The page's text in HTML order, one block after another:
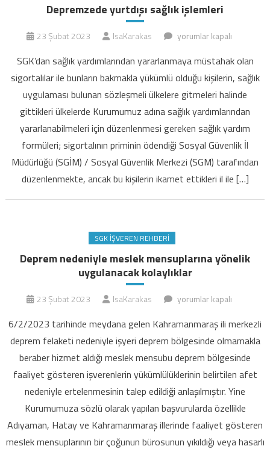
Depremzede yurtdışı sağlık işlemleri
23 Şubat 2023 IsaKarakas
Depremzede
sağlık
işlemleri
için
yorumlar kapalı
SGK’dan sağlık yardımlarından yararlanmaya müstahak olan
sigortalılar ile bunların bakmakla yükümlü olduğu kişilerin, sağlık
uygulaması bulunan sözleşmeli ülkelere gitmeleri halinde
gittikleri ülkelerde Kurumumuz adına sağlık yardımlarından
yararlanabilmeleri için düzenlenmesi gereken sağlık yardım
formüleri; sigortalının priminin ödendiği Sosyal Güvenlik İl
Müdürlüğü (SGİM) / Sosyal Güvenlik Merkezi (SGM) tarafından
düzenlenmekte, ancak bu kişilerin ikamet ettikleri il ile […]
SGK İŞVEREN REHBERI
Deprem nedeniyle meslek mensuplarına yönelik
uygulanacak kolaylıklar
23 Şubat 2023 IsaKarakas
Deprem
meslek
mensuplarına
yönelik
uygulanacak
kolaylıklar
yorumlar kapalı
6/2/2023 tarihinde meydana gelen Kahramanmaraş ili merkezli
deprem felaketi nedeniyle işyeri deprem bölgesinde olmamakla
beraber hizmet aldığı meslek mensubu deprem bölgesinde
faaliyet gösteren işverenlerin yükümlülüklerinin belirtilen afet
nedeniyle ertelenmesinin talep edildiği anlaşılmıştır. Yine
Kurumumuza sözlü olarak yapılan başvurularda özellikle
Adıyaman, Hatay ve Kahramanmaraş illerinde faaliyet gösteren
meslek mensuplarının bir çoğunun bürosunun yıkıldığı veya hasarlı